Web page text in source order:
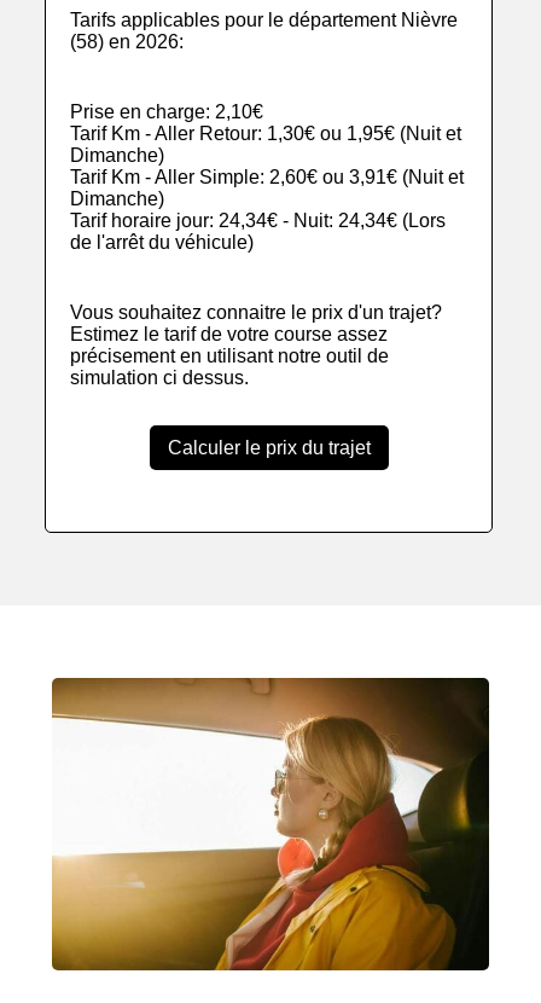
Tarifs applicables pour le département Nièvre
(58) en 2026:
Prise en charge: 2,10€
Tarif Km - Aller Retour: 1,30€ ou 1,95€ (Nuit et
Dimanche)
Tarif Km - Aller Simple: 2,60€ ou 3,91€ (Nuit et
Dimanche)
Tarif horaire jour: 24,34€ - Nuit: 24,34€ (Lors
de l'arrêt du véhicule)
Vous souhaitez connaitre le prix d'un trajet?
Estimez le tarif de votre course assez
précisement en utilisant notre outil de
simulation ci dessus.
Calculer le prix du trajet